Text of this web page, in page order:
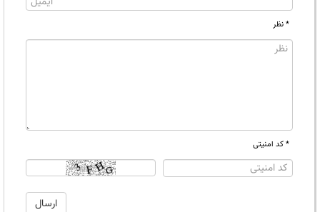
* نظر
* کد امنیتی